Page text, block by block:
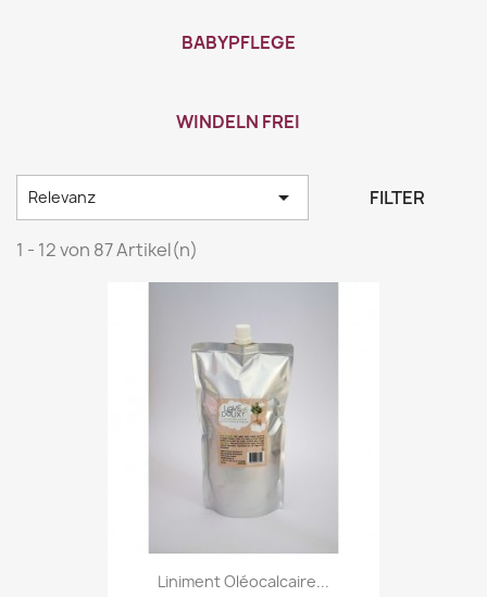
BABYPFLEGE
WINDELN FREI
Relevanz  FILTER
1 - 12 von 87 Artikel(n)
Liniment Oléocalcaire...